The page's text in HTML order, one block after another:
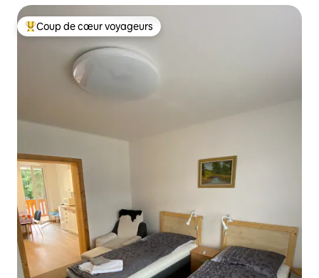
Coups de cœur voyageurs les plus appréciés
Coup de cœur voyageurs